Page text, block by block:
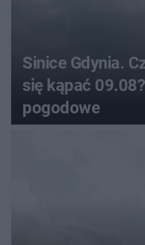
Sinice Gdynia.
się kąpać
pogodowe